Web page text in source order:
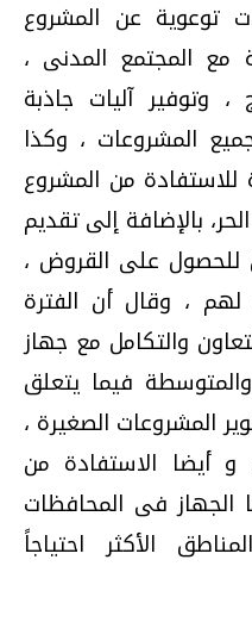
توعوية عن المشروع
مع المجتمع المدنى ،
، وتوفير آليات جاذبة
المشروعات ، وكذا
للاستفادة من المشروع
بالإضافة إلى تقديم
للحصول على القروض ،
، وقال أن الفترة
والتكامل مع جهاز
فيما يتعلق
المشروعات الصغيرة ،
أيضا الاستفادة من
الجهاز فى المحافظات
الأكثر احتياجاً